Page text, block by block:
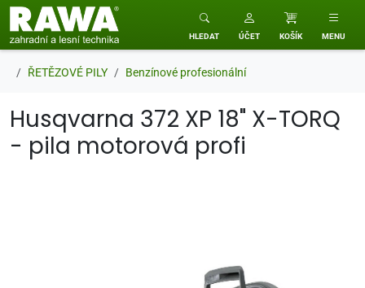
RAWA zahradní a lesní technika
HLEDAT ÚČET KOŠÍK MENU
ŘETĚZOVÉ PILY Benzínové profesionální
Husqvarna 372 XP 18" X-TORQ
- pila motorová profi